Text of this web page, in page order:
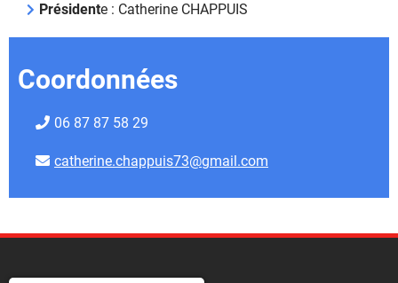
Présidente : Catherine CHAPPUIS
Coordonnées
06 87 87 58 29
catherine.chappuis73@gmail.com